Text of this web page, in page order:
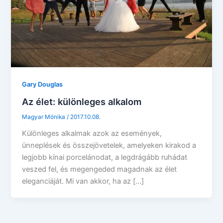
Gary Douglas
Az élet: különleges alkalom
Magyar Mónika / 2017.10.08.
Különleges alkalmak azok az események,
ünneplések és összejövetelek, amelyeken kirakod a
legjobb kínai porcelánodat, a legdrágább ruhádat
veszed fel, és megengeded magadnak az élet
eleganciáját. Mi van akkor, ha az […]